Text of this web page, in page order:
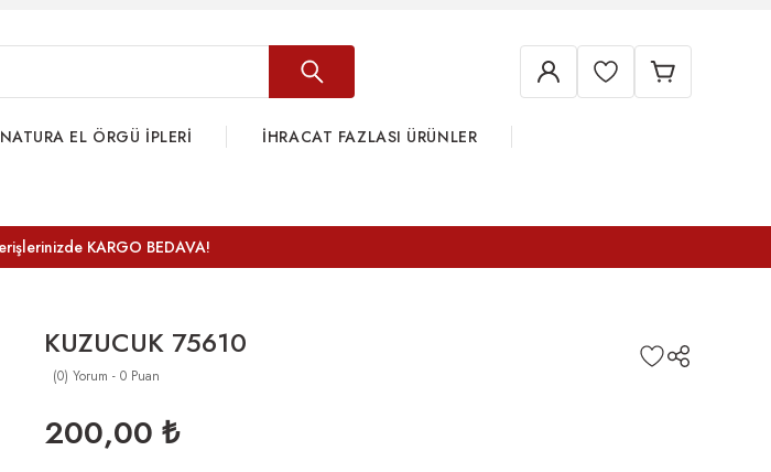
EL ÖRGÜ İPLERİ İHRACAT FAZLASI ÜRÜNLER
KARGO BEDAVA!
KUZUCUK 75610
(0) Yorum - 0 Puan
200,00 ₺